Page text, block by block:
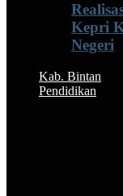
Kepri
Negeri
Kab. Bintan
Pendidikan